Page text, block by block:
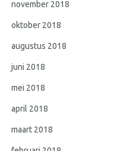
november 2018
oktober 2018
augustus 2018
juni 2018
mei 2018
april 2018
maart 2018